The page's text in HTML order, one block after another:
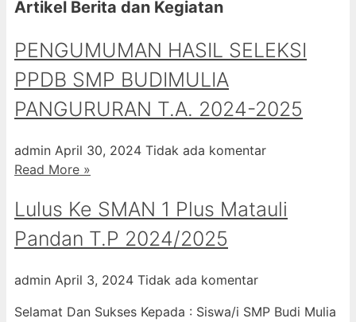
Artikel Berita dan Kegiatan
PENGUMUMAN HASIL SELEKSI
PPDB SMP BUDIMULIA
PANGURURAN T.A. 2024-2025
admin April 30, 2024 Tidak ada komentar
Read More »
Lulus Ke SMAN 1 Plus Matauli
Pandan T.P 2024/2025
admin April 3, 2024 Tidak ada komentar
Selamat Dan Sukses Kepada : Siswa/i SMP Budi Mulia